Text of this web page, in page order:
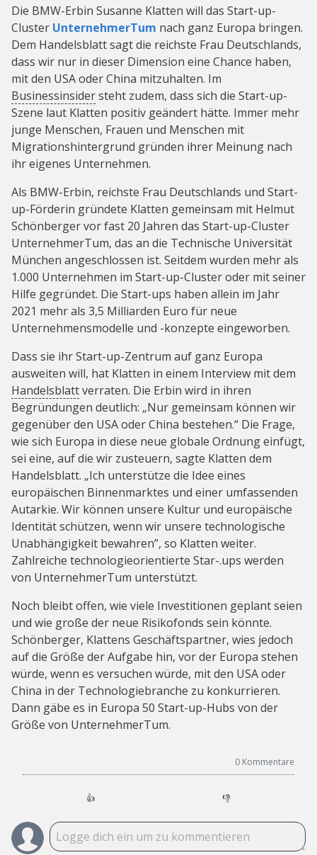
Die BMW-Erbin Susanne Klatten will das Start-up-
Cluster UnternehmerTum nach ganz Europa bringen.
Dem Handelsblatt sagt die reichste Frau Deutschlands,
dass wir nur in dieser Dimension eine Chance haben,
mit den USA oder China mitzuhalten. Im
Businessinsidersteht zudem, dass sich die Start-up-
Szene laut Klatten positiv geändert hätte. Immer mehr
junge Menschen, Frauen und Menschen mit
Migrationshintergrund gründen ihrer Meinung nach
ihr eigenes Unternehmen.
Als BMW-Erbin, reichste Frau Deutschlands und Start-
up-Förderin gründete Klatten gemeinsam mit Helmut
Schönberger vor fast 20 Jahren das Start-up-Cluster
UnternehmerTum, das an die Technische Universität
München angeschlossen ist. Seitdem wurden mehr als
1.000 Unternehmen im Start-up-Cluster oder mit seiner
Hilfe gegründet. Die Start-ups haben allein im Jahr
2021 mehr als 3,5 Milliarden Euro für neue
Unternehmensmodelle und -konzepte eingeworben.
Dass sie ihr Start-up-Zentrum auf ganz Europa
ausweiten will, hat Klatten in einem Interview mit dem
Handelsblattverraten. Die Erbin wird in ihren
Begründungen deutlich: „Nur gemeinsam können wir
gegenüber den USA oder China bestehen.“ Die Frage,
wie sich Europa in diese neue globale Ordnung einfügt,
sei eine, auf die wir zusteuern, sagte Klatten dem
Handelsblatt. „Ich unterstütze die Idee eines
europäischen Binnenmarktes und einer umfassenden
Autarkie. Wir können unsere Kultur und europäische
Identität schützen, wenn wir unsere technologische
Unabhängigkeit bewahren”, so Klatten weiter.
Zahlreiche technologieorientierte Star-.ups werden
von UnternehmerTum unterstützt.
Noch bleibt offen, wie viele Investitionen geplant seien
und wie große der neue Risikofonds sein könnte.
Schönberger, Klattens Geschäftspartner, wies jedoch
auf die Größe der Aufgabe hin, vor der Europa stehen
würde, wenn es versuchen würde, mit den USA oder
China in der Technologiebranche zu konkurrieren.
Dann gäbe es in Europa 50 Start-up-Hubs von der
Größe von UnternehmerTum.
0 Kommentare
👍 👎